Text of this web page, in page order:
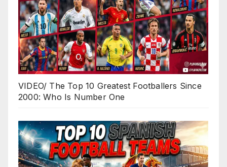
VIDEO/ The Top 10 Greatest Footballers Since
2000: Who Is Number One